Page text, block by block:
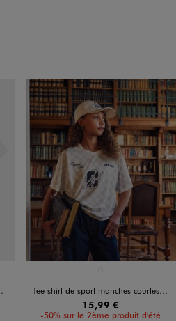
Tee-shirt de sport manches courtes coupe large fille - Camps United
15,99 €
-50% sur le 2ème produit d'été